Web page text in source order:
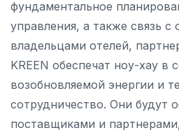
фундаментальное
управления, а также связь с
владельцами отелей,
KREEN обеспечат ноу-хау в
возобновляемой энергии и
сотрудничество. Они будут
поставщиками и